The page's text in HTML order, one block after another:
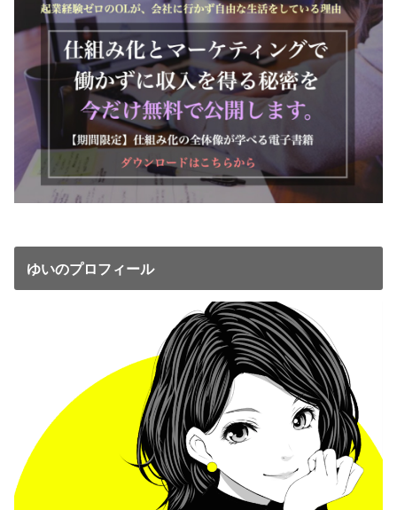
ゆいのプロフィール